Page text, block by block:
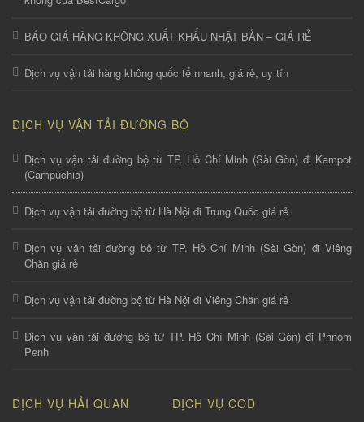
BÁO GIÁ HÀNG KHÔNG XUẤT KHẨU NHẬT BẢN – GIÁ RẺ
Dịch vụ vận tải hàng không quốc tế nhanh, giá rẻ, uy tín
DỊCH VỤ VẬN TẢI ĐƯỜNG BỘ
Dịch vụ vận tải đường bộ từ TP. Hồ Chí Minh (Sài Gòn) đi Kampot
(Campuchia)
Dịch vụ vận tải đường bộ từ Hà Nội đi Trung Quốc giá rẻ
Dịch vụ vận tải đường bộ từ TP. Hồ Chí Minh (Sài Gòn) đi Viêng
Chăn giá rẻ
Dịch vụ vận tải đường bộ từ Hà Nội đi Viêng Chăn giá rẻ
Dịch vụ vận tải đường bộ từ TP. Hồ Chí Minh (Sài Gòn) đi Phnom
Penh
DỊCH VỤ HẢI QUAN DỊCH VỤ COD